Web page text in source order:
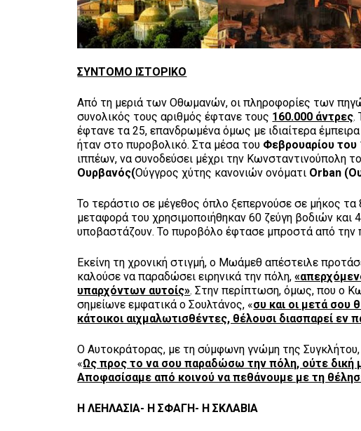
ΣΥΝΤΟΜΟ ΙΣΤΟΡΙΚΟ
Από τη μεριά των Οθωμανών, οι πληροφορίες των
συνολικός τους αριθμός έφτανε τους 160.000 άντρες.
έφτανε τα 25, επανδρωμένα όμως με ιδιαίτερα
ήταν στο πυροβολικό. Στα μέσα του Φεβρουαρίου του
ιππέων, να συνοδεύσει μέχρι την Κωνσταντινούπολη
Ουρβανός(Ούγγρος χύτης κανονιών ονόματι Orban
Το τεράστιο σε μέγεθος όπλο ξεπερνούσε σε μήκος
μεταφορά του χρησιμοποιήθηκαν 60 ζεύγη βοδιών
υποβαστάζουν. Το πυροβόλο έφτασε μπροστά από την
Εκείνη τη χρονική στιγμή, ο Μωάμεθ απέστειλε
καλούσε να παραδώσει ειρηνικά την πόλη,
υπαρχόντων αυτοίς». Στην περίπτωση, όμως, που ο
σημείωνε εμφατικά ο Σουλτάνος, «συ και οι μετά σου
κάτοικοι αιχμαλωτισθέντες, θέλουσι διασπαρεί εν
Ο Αυτοκράτορας, με τη σύμφωνη γνώμη της
«Ως προς το να σου παραδώσω την πόλη, ούτε δική
Αποφασίσαμε από κοινού να πεθάνουμε με τη
Η ΛΕΗΛΑΣΙΑ- Η ΣΦΑΓΗ- Η ΣΚΛΑΒΙΑ